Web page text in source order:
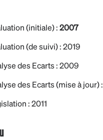
(initiale) :2007
(de suivi) : 2019
des Ecarts : 2009
des Ecarts (mise à jour) :
: 2011